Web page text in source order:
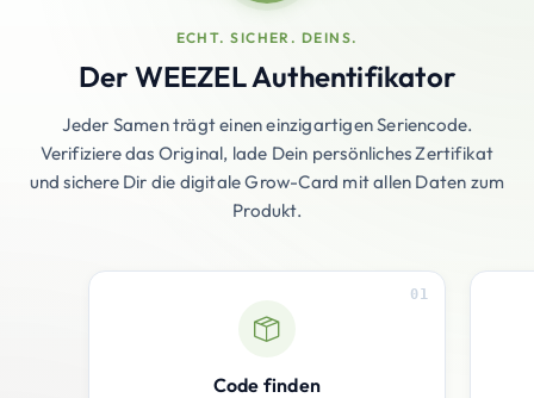
ECHT. SICHER. DEINS.
Der WEEZEL Authentifikator
Jeder Samen trägt einen einzigartigen Seriencode.
Verifiziere das Original, lade Dein persönliches Zertifikat
und sichere Dir die digitale Grow-Card mit allen Daten zum
Produkt.
01
Code finden